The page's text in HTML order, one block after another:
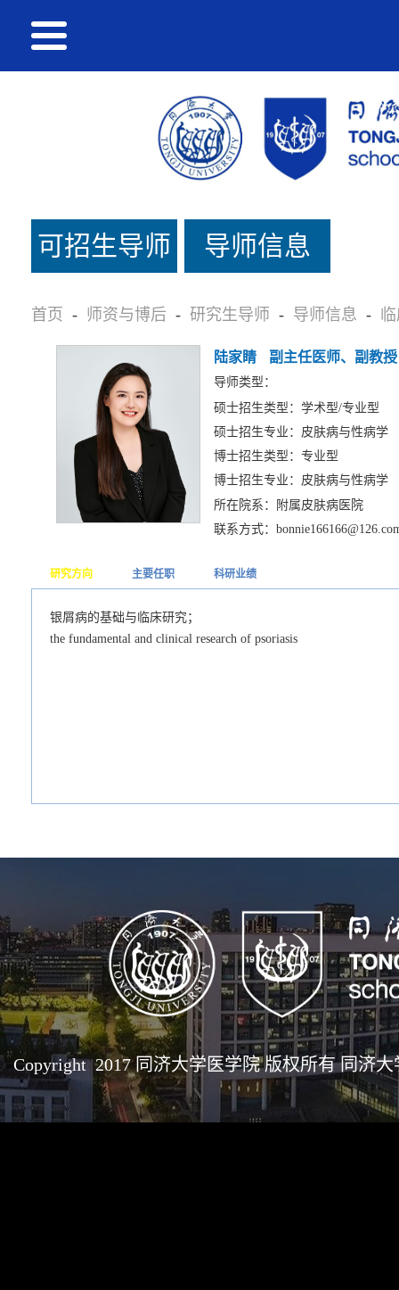
可招生导师
名单
导师信息
首页 - 师资与博后 - 研究生导师 - 导师信息 -
陆家睛 副主任医师、副教授
导师类型：
硕士招生类型：学术型/专业型
硕士招生专业：皮肤病与性病学
博士招生类型：专业型
博士招生专业：皮肤病与性病学
所在院系：附属皮肤病医院
联系方式：
研究方向 主要任职 科研业绩
银屑病的基础与临床研究；
the fundamental and clinical research of psoriasis
Copyright 2017 同济大学医学院 版权所有 同济